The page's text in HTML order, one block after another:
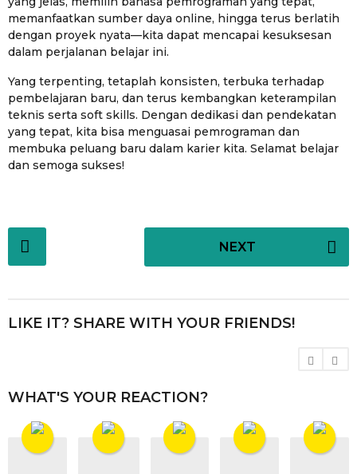
memanfaatkan sumber daya online, hingga terus berlatih
dengan proyek nyata—kita dapat mencapai kesuksesan
dalam perjalanan belajar ini.
Yang terpenting, tetaplah konsisten, terbuka terhadap
pembelajaran baru, dan terus kembangkan keterampilan
teknis serta soft skills. Dengan dedikasi dan pendekatan
yang tepat, kita bisa menguasai pemrograman dan
membuka peluang baru dalam karier kita. Selamat belajar
dan semoga sukses!
o
P
n
NEXT
LIKE IT? SHARE WITH YOUR FRIENDS!
WHAT'S YOUR REACTION?